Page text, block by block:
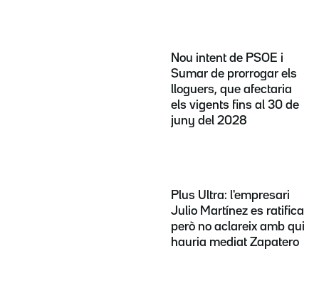
Nou intent de PSOE i
Sumar de prorrogar els
lloguers, que afectaria
els vigents fins al 30 de
juny del 2028
Plus Ultra: l'empresari
Julio Martínez es ratifica
però no aclareix amb qui
hauria mediat Zapatero